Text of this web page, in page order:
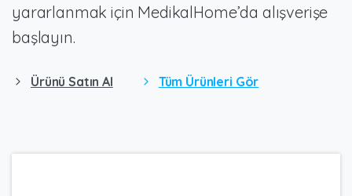
yararlanmak için MedikalHome’da alışverişe
başlayın.
Ürünü Satın Al Tüm Ürünleri Gör